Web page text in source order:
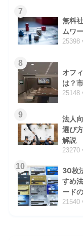
7
無料
ムワ
25398
8
オフ
は？
25148
9
法人
選び
解説
23270
10
30枚
すめ
ード
21540